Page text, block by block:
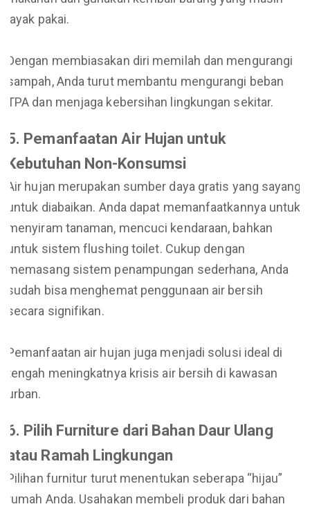
layak pakai.
Dengan membiasakan diri memilah dan mengurangi
sampah, Anda turut membantu mengurangi beban
TPA dan menjaga kebersihan lingkungan sekitar.
5. Pemanfaatan Air Hujan untuk
Kebutuhan Non-Konsumsi
Air hujan merupakan sumber daya gratis yang sayang
untuk diabaikan. Anda dapat memanfaatkannya untuk
menyiram tanaman, mencuci kendaraan, bahkan
untuk sistem flushing toilet. Cukup dengan
memasang sistem penampungan sederhana, Anda
sudah bisa menghemat penggunaan air bersih
secara signifikan.
Pemanfaatan air hujan juga menjadi solusi ideal di
tengah meningkatnya krisis air bersih di kawasan
urban.
6. Pilih Furniture dari Bahan Daur Ulang
atau Ramah Lingkungan
Pilihan furnitur turut menentukan seberapa “hijau”
rumah Anda. Usahakan membeli produk dari bahan